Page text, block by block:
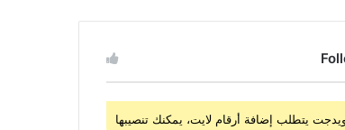
يتطلب إضافة أرقام لايت، يمكنك تنصيبها